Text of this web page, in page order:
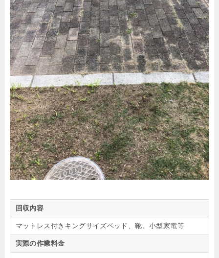
回収内容
マットレス付きキングサイズベッド、靴、小型家電等
実際の作業料金